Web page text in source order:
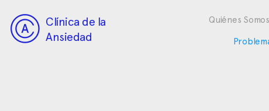
Clínica de la
Ansiedad
Quiénes Somos